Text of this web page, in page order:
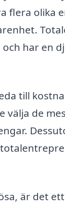
flera olika
har en
till
välja de
är det